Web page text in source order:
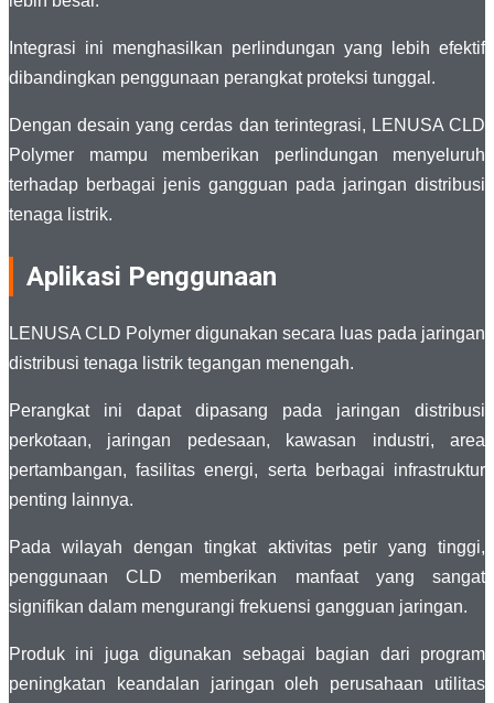
Integrasi ini menghasilkan perlindungan yang lebih efektif
dibandingkan penggunaan perangkat proteksi tunggal.
Dengan desain yang cerdas dan terintegrasi, LENUSA CLD
Polymer mampu memberikan perlindungan menyeluruh
terhadap berbagai jenis gangguan pada jaringan distribusi
tenaga listrik.
Aplikasi Penggunaan
LENUSA CLD Polymer digunakan secara luas pada jaringan
distribusi tenaga listrik tegangan menengah.
Perangkat ini dapat dipasang pada jaringan distribusi
perkotaan, jaringan pedesaan, kawasan industri, area
pertambangan, fasilitas energi, serta berbagai infrastruktur
penting lainnya.
Pada wilayah dengan tingkat aktivitas petir yang tinggi,
penggunaan CLD memberikan manfaat yang sangat
signifikan dalam mengurangi frekuensi gangguan jaringan.
Produk ini juga digunakan sebagai bagian dari program
peningkatan keandalan jaringan oleh perusahaan utilitas